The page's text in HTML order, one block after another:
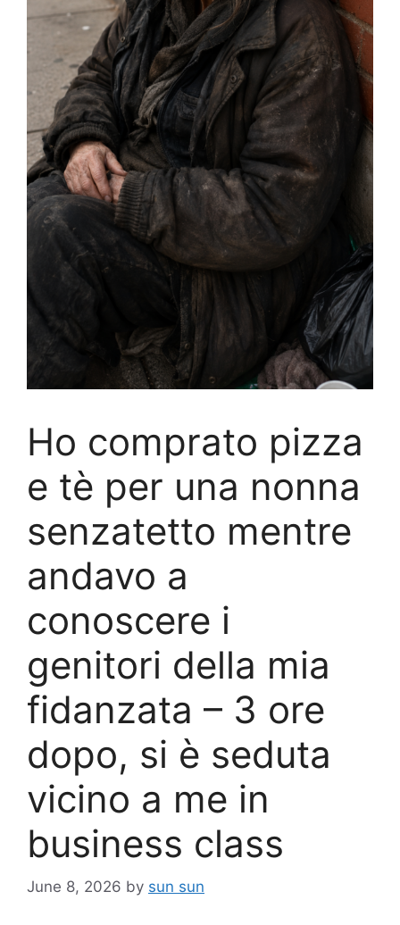
Ho comprato pizza
e tè per una nonna
senzatetto mentre
andavo a
conoscere i
genitori della mia
fidanzata – 3 ore
dopo, si è seduta
vicino a me in
business class
June 8, 2026 by sun sun